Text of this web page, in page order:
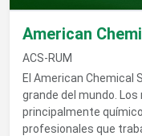
American
ACS-RUM
El American Chemical
grande del mundo.
principalmente
profesionales que